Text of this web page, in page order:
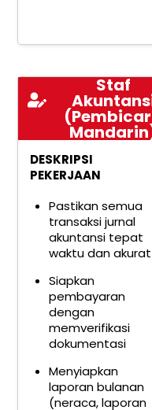
Staf
DESKRIPSI
PEKERJAAN
Pastikan semua
transaksi jurnal
akuntansi tepat
waktu dan akurat
Siapkan
pembayaran
dengan
memverifikasi
dokumentasi
Menyiapkan
laporan bulanan
(neraca, laporan